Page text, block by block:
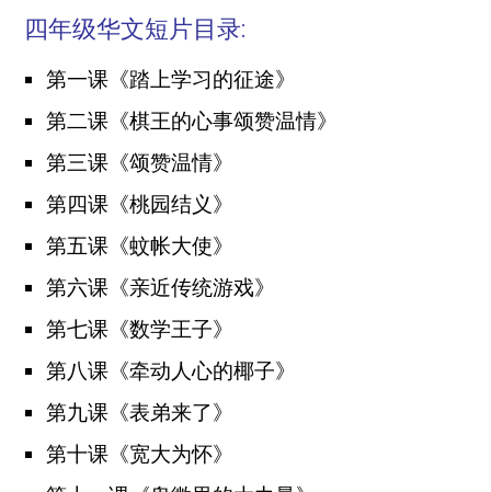
四年级华文短片目录:
第一课《踏上学习的征途》
第二课《棋王的心事颂赞温情》
第三课《颂赞温情》
第四课《桃园结义》
第五课《蚊帐大使》
第六课《亲近传统游戏》
第七课《数学王子》
第八课《牵动人心的椰子》
第九课《表弟来了》
第十课《宽大为怀》